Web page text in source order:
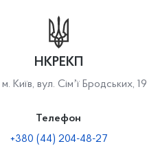
НКРЕКП
Київ, вул. Сімʼї Бродських, 19
Телефон
+380 (44) 204-48-27